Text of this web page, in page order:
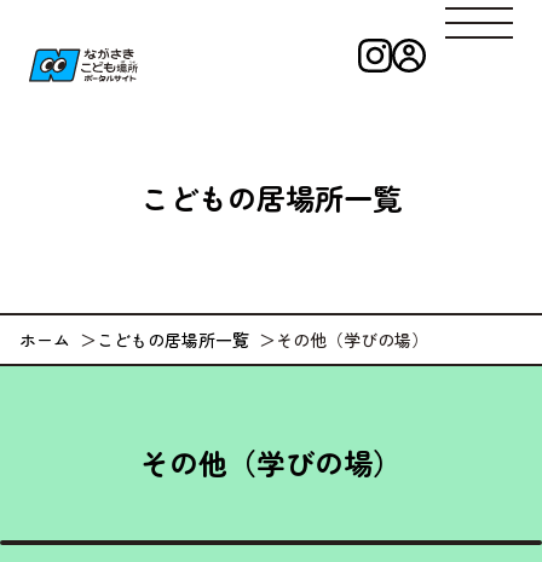
ながさきこども
こどもの居場所一覧
ホーム こどもの居場所一覧 その他（学びの場）
その他（学びの場）